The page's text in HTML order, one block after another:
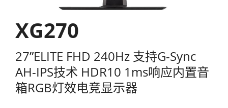
XG270
27”ELITE FHD 240Hz 支持G-Sync
AH-IPS技术 HDR10 1ms响应内置音
箱RGB灯效电竞显示器